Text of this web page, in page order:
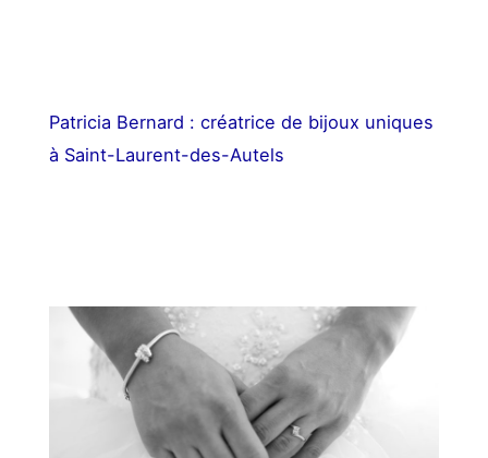
Patricia Bernard : créatrice de bijoux uniques
à Saint-Laurent-des-Autels